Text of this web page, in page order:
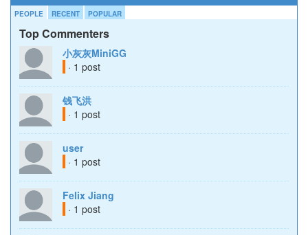
PEOPLE RECENT POPULAR
Top Commenters
小灰灰MiniGG
· 1 post
钱飞洪
· 1 post
user
· 1 post
Felix Jiang
· 1 post